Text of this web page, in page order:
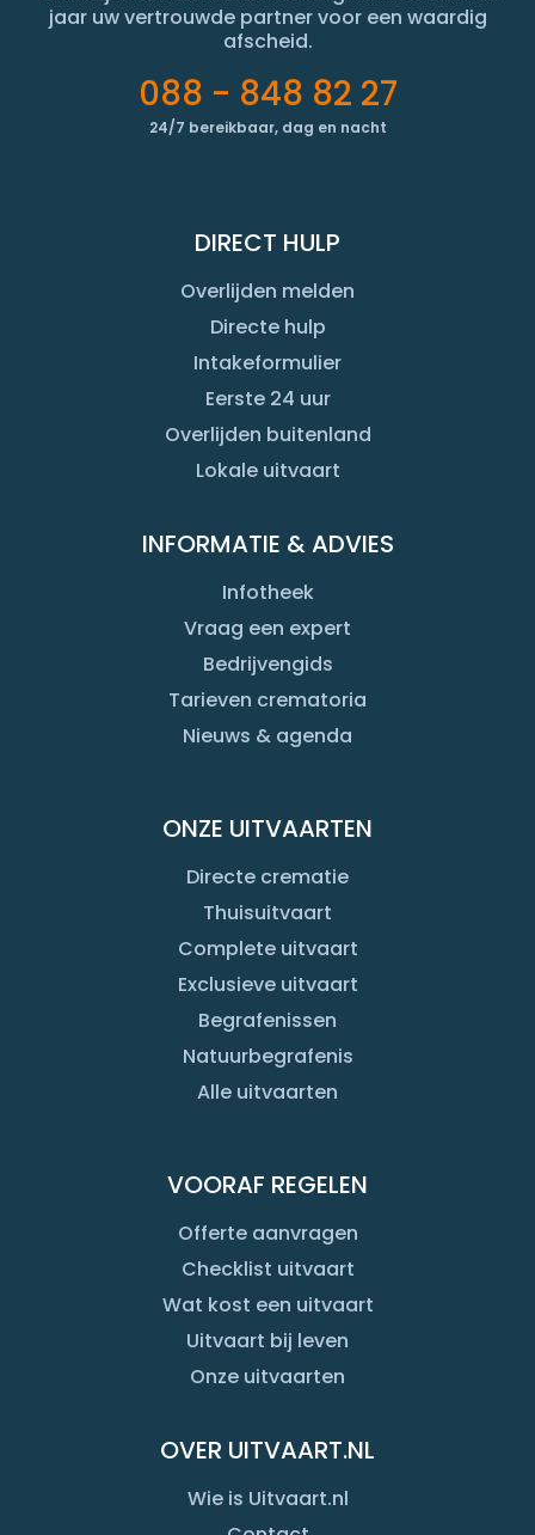
jaar uw vertrouwde partner voor een waardig
afscheid.
088 - 848 82 27
24/7 bereikbaar, dag en nacht
DIRECT HULP
Overlijden melden
Directe hulp
Intakeformulier
Eerste 24 uur
Overlijden buitenland
Lokale uitvaart
INFORMATIE & ADVIES
Infotheek
Vraag een expert
Bedrijvengids
Tarieven crematoria
Nieuws & agenda
VOORAF REGELEN
Offerte aanvragen
Checklist uitvaart
Wat kost een uitvaart
Uitvaart bij leven
Onze uitvaarten
OVER UITVAART.NL
Wie is Uitvaart.nl
ONZE UITVAARTEN
Directe crematie
Thuisuitvaart
Complete uitvaart
Exclusieve uitvaart
Begrafenissen
Natuurbegrafenis
Alle uitvaarten